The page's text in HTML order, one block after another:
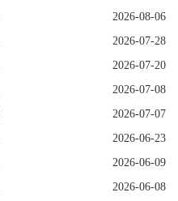
2026-08-06
2026-07-28
2026-07-20
2026-07-08
2026-07-07
2026-06-23
2026-06-09
2026-06-08